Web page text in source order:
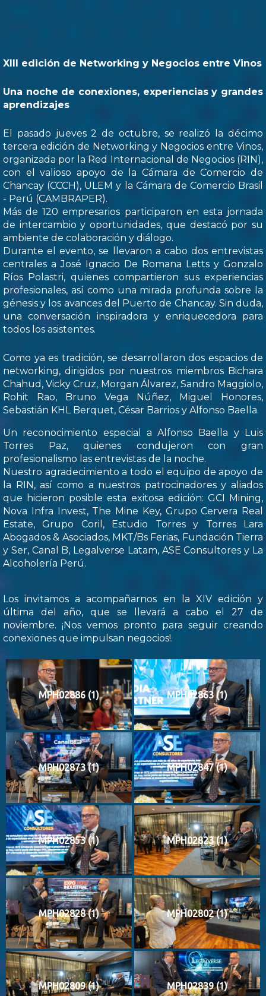
XIII edición de Networking y Negocios entre Vinos
Una noche de conexiones, experiencias y grandes
aprendizajes
El pasado jueves 2 de octubre, se realizó la décimo
tercera edición de Networking y Negocios entre Vinos,
organizada por la Red Internacional de Negocios (RIN),
con el valioso apoyo de la Cámara de Comercio de
Chancay (CCCH), ULEM y la Cámara de Comercio Brasil
- Perú (CAMBRAPER).
Más de 120 empresarios participaron en esta jornada
de intercambio y oportunidades, que destacó por su
ambiente de colaboración y diálogo.
Durante el evento, se llevaron a cabo dos entrevistas
centrales a José Ignacio De Romana Letts y Gonzalo
Ríos Polastri, quienes compartieron sus experiencias
profesionales, así como una mirada profunda sobre la
génesis y los avances del Puerto de Chancay. Sin duda,
una conversación inspiradora y enriquecedora para
todos los asistentes.
Como ya es tradición, se desarrollaron dos espacios de
networking, dirigidos por nuestros miembros Bichara
Chahud, Vicky Cruz, Morgan Álvarez, Sandro Maggiolo,
Rohit Rao, Bruno Vega Núñez, Miguel Honores,
Sebastián KHL Berquet, César Barrios y Alfonso Baella.
Un reconocimiento especial a Alfonso Baella y Luis
Torres Paz, quienes condujeron con gran
profesionalismo las entrevistas de la noche.
Nuestro agradecimiento a todo el equipo de apoyo de
la RIN, así como a nuestros patrocinadores y aliados
que hicieron posible esta exitosa edición: GCI Mining,
Nova Infra Invest, The Mine Key, Grupo Cervera Real
Estate, Grupo Coril, Estudio Torres y Torres Lara
Abogados & Asociados, MKT/Bs Ferias, Fundación Tierra
y Ser, Canal B, Legalverse Latam, ASE Consultores y La
Alcoholería Perú.
Los invitamos a acompañarnos en la XIV edición y
última del año, que se llevará a cabo el 27 de
noviembre. ¡Nos vemos pronto para seguir creando
conexiones que impulsan negocios!.
MPH02886 (1) MPH02863 (1)
MPH02873 (1) MPH02847 (1)
MPH02853 (1) MPH02823 (1)
MPH02828 (1) MPH02802 (1)
MPH02809 (1) MPH02839 (1)